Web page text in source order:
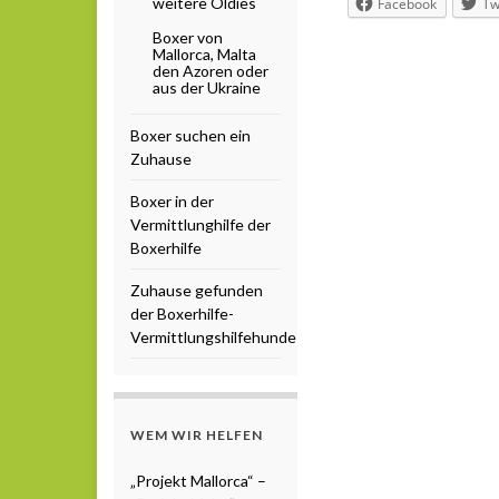
Facebook
Boxer von
Mallorca, Malta
den Azoren oder
aus der Ukraine
Boxer suchen ein
Zuhause
Boxer in der
Vermittlunghilfe der
Boxerhilfe
Zuhause gefunden
der Boxerhilfe-
Vermittlungshilfehunde
WEM WIR HELFEN
„Projekt Mallorca“ –